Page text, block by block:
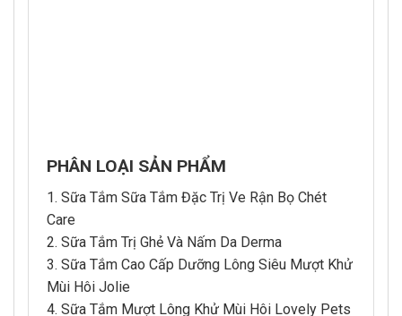
PHÂN LOẠI SẢN PHẨM
1. Sữa Tắm Sữa Tắm Đặc Trị Ve Rận Bọ Chét
Care
2. Sữa Tắm Trị Ghẻ Và Nấm Da Derma
3. Sữa Tắm Cao Cấp Dưỡng Lông Siêu Mượt Khử
Mùi Hôi Jolie
4. Sữa Tắm Mượt Lông Khử Mùi Hôi Lovely Pets